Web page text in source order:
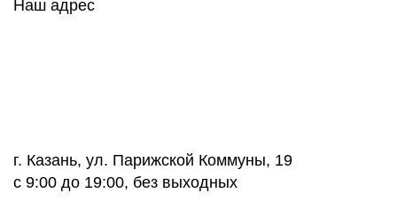
Наш адрес
г. Казань, ул. Парижской Коммуны, 19
с 9:00 до 19:00, без выходных